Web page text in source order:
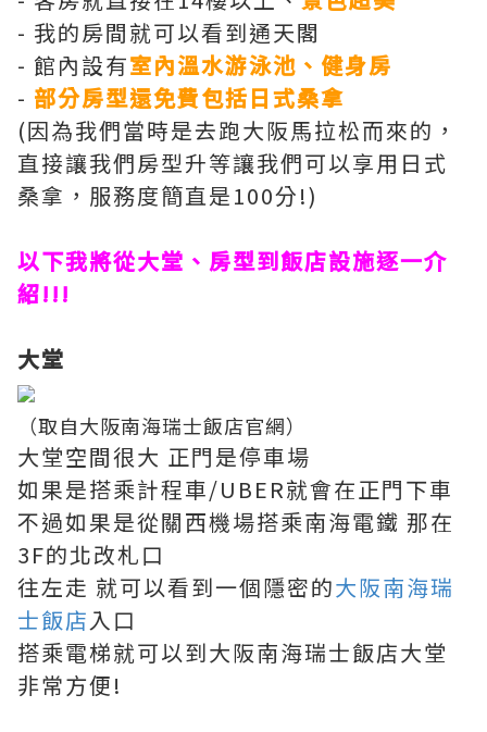
- 我的房間就可以看到通天閣
- 館內設有室內溫水游泳池、健身房
- 部分房型還免費包括日式桑拿
(因為我們當時是去跑大阪馬拉松而來的，
直接讓我們房型升等讓我們可以享用日式
桑拿，服務度簡直是100分!)
以下我將從大堂、房型到飯店設施逐一介
紹!!!
大堂
（取自大阪南海瑞士飯店官網）
大堂空間很大 正門是停車場
如果是搭乘計程車/UBER就會在正門下車
不過如果是從關西機場搭乘南海電鐵 那在
3F的北改札口
往左走 就可以看到一個隱密的大阪南海瑞
士飯店 入口
搭乘電梯就可以到大阪南海瑞士飯店大堂
非常方便!